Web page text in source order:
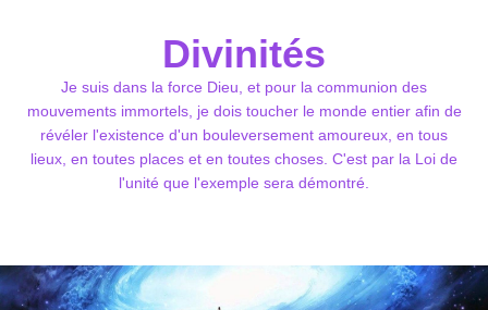
Divinités
Je suis dans la force Dieu, et pour la communion des
mouvements immortels, je dois toucher le monde entier afin de
révéler l'existence d'un bouleversement amoureux, en tous
lieux, en toutes places et en toutes choses. C'est par la Loi de
l'unité que l'exemple sera démontré.